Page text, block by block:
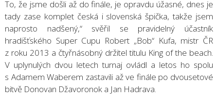
To, že jsme došli až do finále, je opravdu úžasné, dnes je
tady zase komplet česká i slovenská špička, takže jsem
naprosto nadšený,“ svěřil se pravidelný účastník
hradišťského Super Cupu Robert „Bob“ Kufa, mistr ČR
z roku 2013 a čtyřnásobný držitel titulu King of the beach.
V uplynulých dvou letech turnaj ovládl a letos ho spolu
s Adamem Waberem zastavili až ve finále po dvousetové
bitvě Donovan Džavoronok a Jan Hadrava.